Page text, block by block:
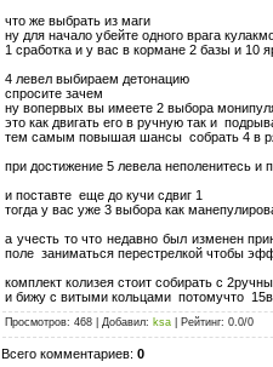
что же выбрать из маги
ну для начало убейте одного врага
1 сработка и у вас в кормане 2 базы и 10
4 левел выбираем детонацию
спросите зачем
ну вопервых вы имеете 2 выбора
это как двигать его в ручную так и
тем самым повышая шансы собрать 4 в
при достижение 5 левела неполенитесь и
и поставте еще до кучи сдвиг 1
тогда у вас уже 3 выбора как
а учесть то что недавно был изменен
поле заниматься перестрелкой чтобы
комплект колизея стоит собирать с
и бижу с витыми кольцами потомучто
Просмотров: 468 | Добавил: ksa Рейтинг: 0.0/0
Всего комментариев: 0